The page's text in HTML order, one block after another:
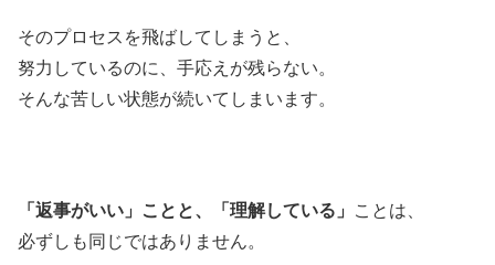
そのプロセスを飛ばしてしまうと、
努力しているのに、手応えが残らない。
そんな苦しい状態が続いてしまいます。
「返事がいい」ことと、「理解している」
ことは、
必ずしも同じではありません。